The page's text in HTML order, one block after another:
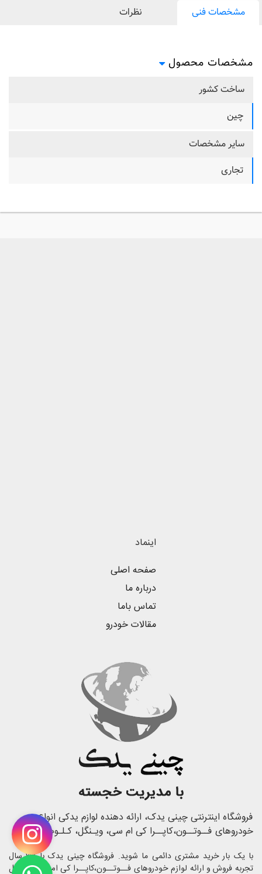
مشخصات فنی نظرات
مشخصات محصول
ساخت کشور
چین
سایر مشخصات
تجاری
اینماد
صفحه اصلی
درباره ما
تماس باما
مقالات خودرو
فروشگاه اینترنتی چینی یدک، ارائه دهنده لوازم یدکی انواع
خودروهای فــوتــون،کاپــرا کی ام سی، ویـنگل، کـلـوت
با یک بار خرید مشتری دائمی ما شوید. فروشگاه چینی یدک با 23 سال
تجربه فروش و ارائه لوازم خودروهای فــوتــون،کاپــرا کی ام سی، ویـنگل